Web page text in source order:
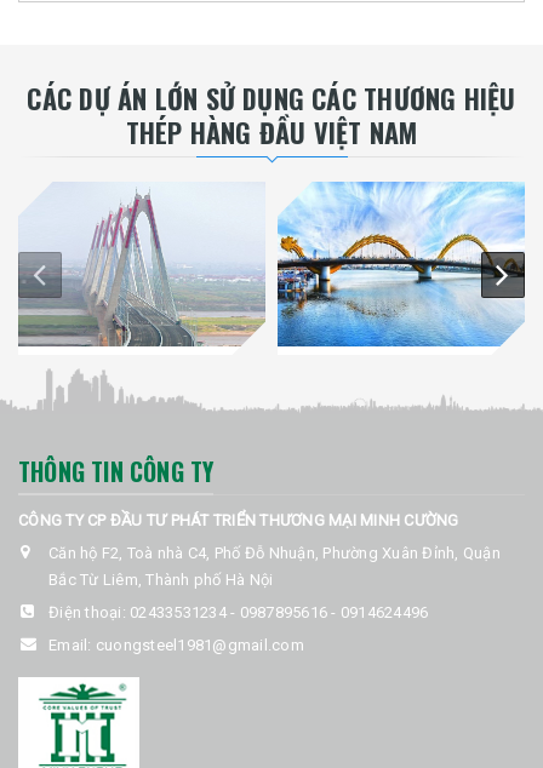
CÁC DỰ ÁN LỚN SỬ DỤNG CÁC THƯƠNG HIỆU
THÉP HÀNG ĐẦU VIỆT NAM
THÔNG TIN CÔNG TY
CÔNG TY CP ĐẦU TƯ PHÁT TRIỂN THƯƠNG MẠI MINH CƯỜNG
Căn hộ F2, Toà nhà C4, Phố Đỗ Nhuận, Phường Xuân Đỉnh, Quận
Bắc Từ Liêm, Thành phố Hà Nội
Điện thoại: 02433531234- 0987895616 - 0914624496
Email: cuongsteel1981@gmail.com